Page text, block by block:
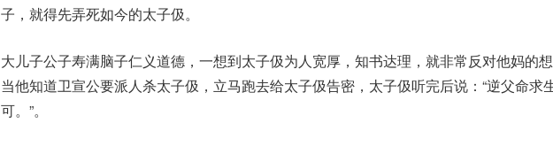
子，就得先弄死如今的太子伋。
大儿子公子寿满脑子仁义道德，一想到太子伋为人宽厚，知书达理，就非常反对他妈的
当他知道卫宣公要派人杀太子伋，立马跑去给太子伋告密，太子伋听完后说：“逆父命求
可。”。